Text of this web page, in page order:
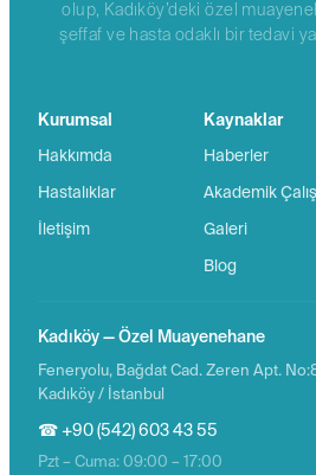
olup, Kadıköy’deki özel
şeffaf ve hasta odaklı bir tedavi
Kurumsal
Hakkımda
Hastalıklar
İletişim
Kaynaklar
Haberler
Akademik
Galeri
Blog
Kadıköy — Özel Muayenehane
Feneryolu, Bağdat Cad. Zeren Apt.
Kadıköy / İstanbul
☎ +90 (542) 603 43 55
Pzt – Cuma: 09:00 – 17:00